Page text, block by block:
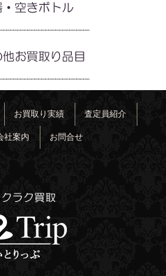
お買取り実績 査定員紹介
社案内 お問合せ